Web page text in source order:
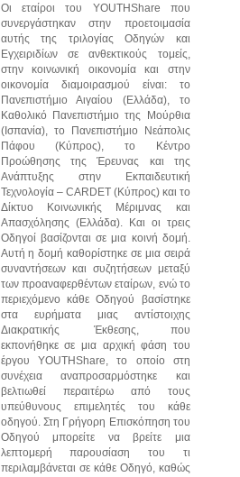
Οι εταίροι του YOUTHShare που
συνεργάστηκαν στην προετοιμασία
αυτής της τριλογίας Οδηγών και
Εγχειριδίων σε ανθεκτικούς τομείς,
στην κοινωνική οικονομία και στην
οικονομία διαμοιρασμού είναι: το
Πανεπιστήμιο Αιγαίου (Ελλάδα), το
Καθολικό Πανεπιστήμιο της Μούρθια
(Ισπανία),
το Πανεπιστήμιο
Νεάπολις
Πάφου
(Κύπρος),
το Κέντρο
Προώθησης
της Έρευνας
και της
Ανάπτυξης στην Εκπαιδευτική
Τεχνολογία – CARDET (Κύπρος) και το
Δίκτυο Κοινωνικής Μέριμνας και
Απασχόλησης (Ελλάδα). Και οι τρεις
Οδηγοί βασίζονται σε μια κοινή δομή.
Αυτή η δομή καθορίστηκε σε μια σειρά
συναντήσεων και συζητήσεων μεταξύ
των προαναφερθέντων εταίρων, ενώ το
περιεχόμενο κάθε Οδηγού βασίστηκε
στα ευρήματα μιας αντίστοιχης
Διακρατικής
Έκθεσης, που
εκπονήθηκε σε μια αρχική φάση του
έργου YOUTHShare, το οποίο στη
συνέχεια αναπροσαρμόστηκε
και
βελτιωθεί
περαιτέρω από
τους
υπεύθυνους
επιμελητές του
κάθε
οδηγού. Στη Γρήγορη Επισκόπηση του
Οδηγού μπορείτε να βρείτε μια
λεπτομερή παρουσίαση του τι
περιλαμβάνεται σε κάθε Οδηγό, καθώς